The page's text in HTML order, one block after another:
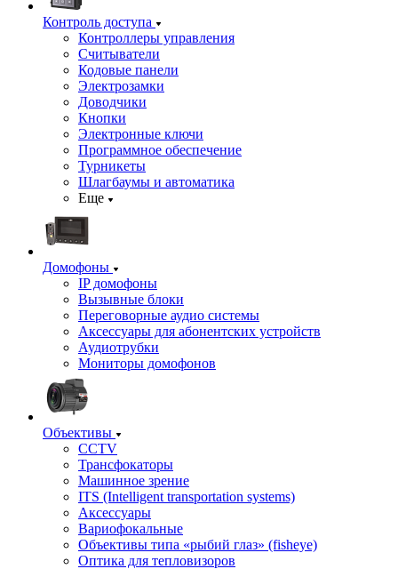
Контроль доступа
Контроллеры управления
Считыватели
Кодовые панели
Электрозамки
Доводчики
Кнопки
Электронные ключи
Программное обеспечение
Турникеты
Шлагбаумы и автоматика
Еще
Домофоны
IP домофоны
Вызывные блоки
Переговорные аудио системы
Аксессуары для абонентских устройств
Аудиотрубки
Мониторы домофонов
Объективы
CCTV
Трансфокаторы
Машинное зрение
ITS (Intelligent transportation systems)
Аксессуары
Вариофокальные
Объективы типа «рыбий глаз» (fisheye)
Оптика для тепловизоров